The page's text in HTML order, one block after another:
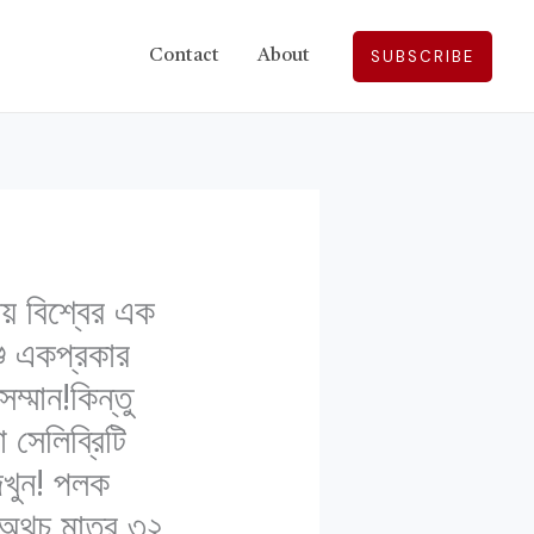
Contact About SUBSCRIBE
বিশ্বের এক
একপ্রকার
পলক